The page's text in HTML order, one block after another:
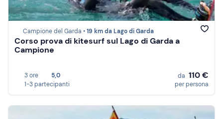
Campione del Garda •19 km da Lago di Garda
Corso prova di kitesurf sul Lago di Garda a
Campione
3 ore
5,0
1-3 partecipanti
da 110 €
per persona